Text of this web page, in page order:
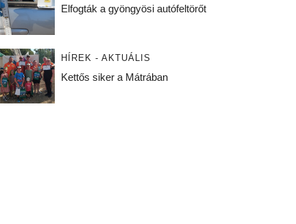
Elfogták a gyöngyösi autófeltörőt
HÍREK - AKTUÁLIS
Kettős siker a Mátrában